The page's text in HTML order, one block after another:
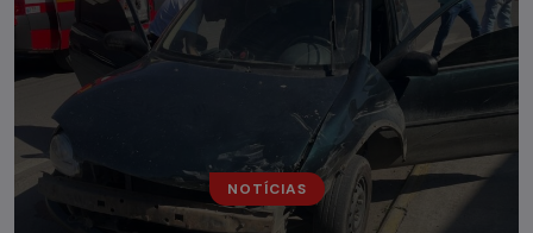
NOTÍCIAS
NOTÍCIAS
Irmãos de 7 e 14 anos morrem